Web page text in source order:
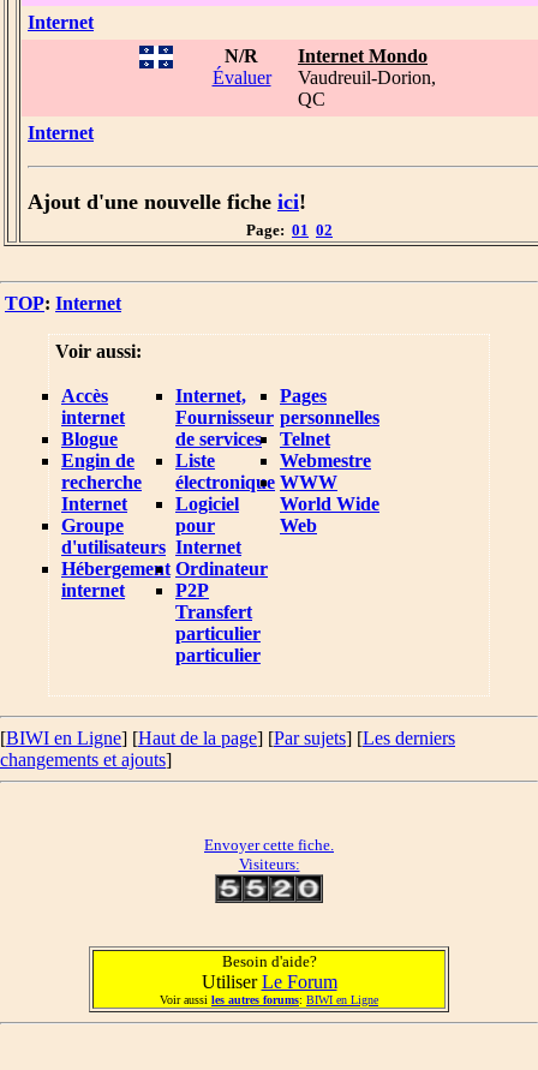
Internet
N/R
Évaluer
Internet Mondo
Vaudreuil-Dorion,
QC
Internet
Ajout d'une nouvelle fiche ici!
Page: 01 02
TOP: Internet
Voir aussi:
Accès
internet
Blogue
Engin de
recherche
Internet
Groupe
d'utilisateurs
Hébergement
internet
Internet,
Fournisseur
de services
Liste
électronique
Logiciel
pour
Internet
Ordinateur
P2P
Transfert
particulier
particulier
Pages
personnelles
Telnet
Webmestre
WWW
World Wide
Web
[BIWI en Ligne] [Haut de la page] [Par sujets] [Les derniers
changements et ajouts]
Envoyer cette fiche.
Visiteurs:
Besoin d'aide?
UtiliserLe Forum
Voir aussi les autres forums: BIWI en Ligne